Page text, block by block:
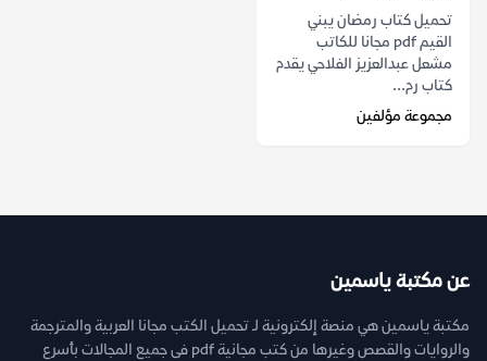
تحميل كتاب رمضان يبني
القيم pdf مجانا للكاتب
مشعل عبدالعزيز الفلاحي يقدم
كتاب رم...
مجموعة مؤلفين
عن مكتبة ياسمين
مكتبة ياسمين هي منصة إلكترونية لـ تحميل الكتب مجانا العربية والمترجمة
والروايات والقصص وغيرها من كتب مجانية pdf فى جميع المجالات بأسرع